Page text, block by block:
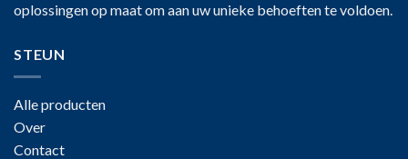
oplossingen op maat om aan uw unieke behoeften te voldoen.
STEUN
Alle producten
Over
Contact